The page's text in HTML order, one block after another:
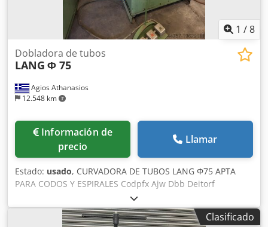
1 /8
Agios Athanasios
12.548 km
Dobladora de tubos
LANG Φ 75
Información de
precio
Llamar
Estado: usado, CURVADORA DE TUBOS LANG Φ75 APTA
PARA CODOS Y ESPIRALES Codpfx Ajw Dbb Deitorf
COMPLETA CON JUEGO COMPLETO DE MOLDES EN
EXCELENTE ESTADO
Clasificado